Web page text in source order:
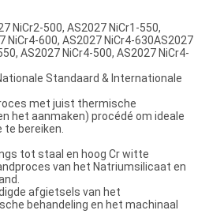
NiCr2-500, AS2027 NiCr1-550,
NiCr4-600, AS2027 NiCr4-630AS2027
AS2027 NiCr4-500, AS2027 NiCr4-
Standaard & Internationale
met juist thermische
het aanmaken) procédé om ideale
te bereiken.
tot staal en hoog Cr witte
van het Natriumsilicaat en
afgietsels van het
behandeling en het machinaal